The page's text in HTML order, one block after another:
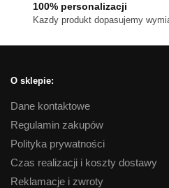
100% personalizacji
Kazdy produkt dopasujemy
O sklepie:
Dane kontaktowe
Regulamin zakupów
Polityka prywatności
Czas realizacji i koszty dostawy
Reklamacje i zwroty